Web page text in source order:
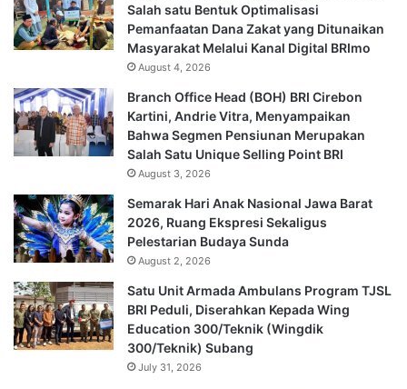
Salah satu Bentuk Optimalisasi
Pemanfaatan Dana Zakat yang Ditunaikan
Masyarakat Melalui Kanal Digital BRImo
August 4, 2026
Branch Office Head (BOH) BRI Cirebon
Kartini, Andrie Vitra, Menyampaikan
Bahwa Segmen Pensiunan Merupakan
Salah Satu Unique Selling Point BRI
August 3, 2026
Semarak Hari Anak Nasional Jawa Barat
2026, Ruang Ekspresi Sekaligus
Pelestarian Budaya Sunda
August 2, 2026
Satu Unit Armada Ambulans Program TJSL
BRI Peduli, Diserahkan Kepada Wing
Education 300/Teknik (Wingdik
300/Teknik) Subang
July 31, 2026